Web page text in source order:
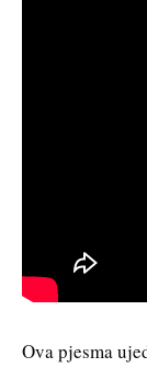
Ova pjesma